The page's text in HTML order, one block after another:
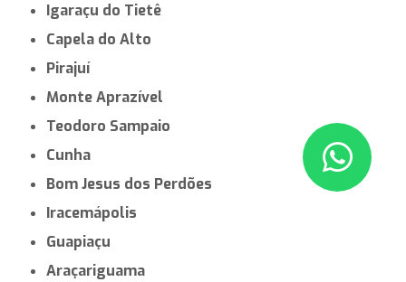
Igaraçu do Tietê
Capela do Alto
Pirajuí
Monte Aprazível
Teodoro Sampaio
Cunha
Bom Jesus dos Perdões
Iracemápolis
Guapiaçu
Araçariguama